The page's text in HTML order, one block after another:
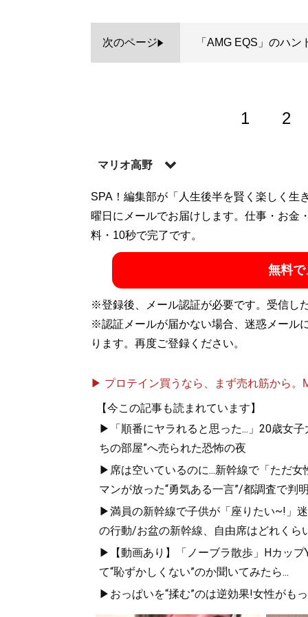
次のページ 「AMG EQS」のハン
1 2
マリオ高野
1973年大阪生まれの自動車ライター。免
め、新車セールスマンや輸入車ディーラー
部員などを経てフリーライターに。その後
Twitter）：@takano_mario
SPA！編集部が「人生後半を賢く楽しく生
曜日にメールでお届けします。仕事・お
料・10秒で完了です。
無料
※登録後、メール認証が必要です。受信し
※認証メールが届かない場合、迷惑メール
ります。再度ご登録ください。
▶ プロテイン買うなら、まず売れ筋から。
【今この記事も読まれています】
▶「順番にヤラれると思った...」20歳女
ちの部屋”へ売られた恐怖の夜
▶席は空いているのに...新幹線で「ただ
マンが放った“勇気ある一言”/都調査で判
▶満員の新幹線で子供が「座りたい~!」
の行動/お盆の新幹線、自由席はどれくら
▶【動画あり】「ノーブラ散歩」Hカッ
て“恥ずかしくない”のか聞いてみたら...
▶おっぱいを“揉む”のは逆効果!女性がも